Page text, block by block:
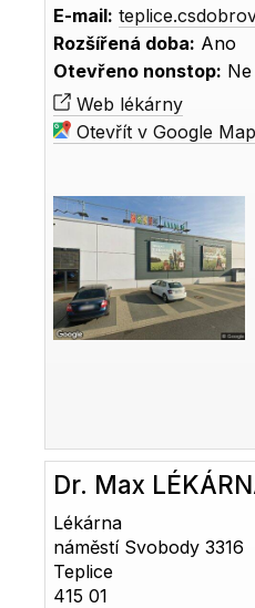
E-mail:
Rozšířená doba: Ano
Otevřeno nonstop: Ne
Web lékárny
Otevřít v Google
Dr. Max
Lékárna
náměstí Svobody 3316
Teplice
415 01